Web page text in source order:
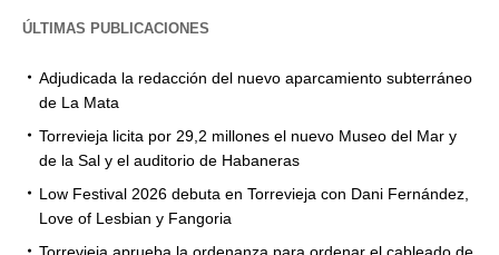
ÚLTIMAS PUBLICACIONES
Adjudicada la redacción del nuevo aparcamiento subterráneo
de La Mata
Torrevieja licita por 29,2 millones el nuevo Museo del Mar y
de la Sal y el auditorio de Habaneras
Low Festival 2026 debuta en Torrevieja con Dani Fernández,
Love of Lesbian y Fangoria